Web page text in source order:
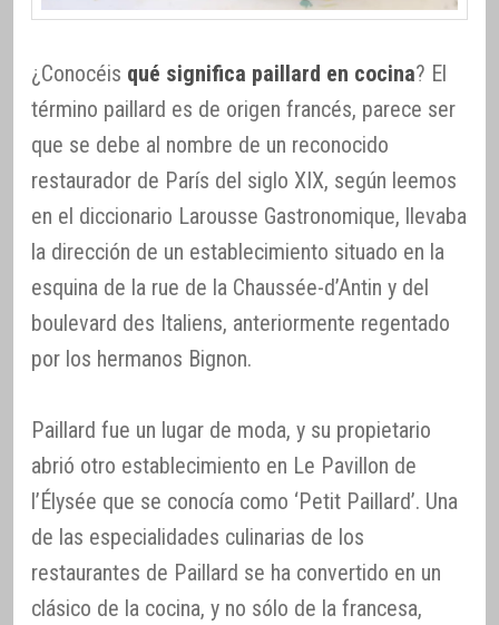
¿Conocéis qué significa paillard en cocina? El
término paillard es de origen francés, parece ser
que se debe al nombre de un reconocido
restaurador de París del siglo XIX, según leemos
en el diccionario Larousse Gastronomique, llevaba
la dirección de un establecimiento situado en la
esquina de la rue de la Chaussée-d’Antin y del
boulevard des Italiens, anteriormente regentado
por los hermanos Bignon.
Paillard fue un lugar de moda, y su propietario
abrió otro establecimiento en Le Pavillon de
l’Élysée que se conocía como ‘Petit Paillard’. Una
de las especialidades culinarias de los
restaurantes de Paillard se ha convertido en un
clásico de la cocina, y no sólo de la francesa,